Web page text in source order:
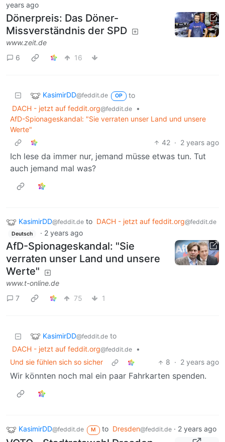
years ago
Dönerpreis: Das Döner-
Missverständnis der SPD
www.zeit.de
6
16
KasimirDD@feddit.de OP
to
DACH - jetzt auf feddit.org@feddit.de
•
AfD-Spionageskandal: "Sie verraten unser Land und unsere
Werte"
42 · 2 years ago
Ich lese da immer nur, jemand müsse etwas tun. Tut
auch jemand mal was?
KasimirDD@feddit.de to DACH - jetzt auf feddit.org@feddit.de
Deutsch · 2 years ago
AfD-Spionageskandal: "Sie
verraten unser Land und unsere
Werte"
www.t-online.de
7
75 1
KasimirDD@feddit.de to
DACH - jetzt auf feddit.org@feddit.de
•
Und sie fühlen sich so sicher
8 · 2 years ago
Wir könnten noch mal ein paar Fahrkarten spenden.
KasimirDD@feddit.de M to Dresden@feddit.de· 2 years ago